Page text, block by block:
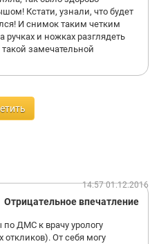
Кстати, узнали, что будет
И снимок таким четким
и ножках разглядеть
замечательной
14:57 01.12.2016
Отрицательное впечатление
ДМС к врачу урологу
откликов). От себя могу